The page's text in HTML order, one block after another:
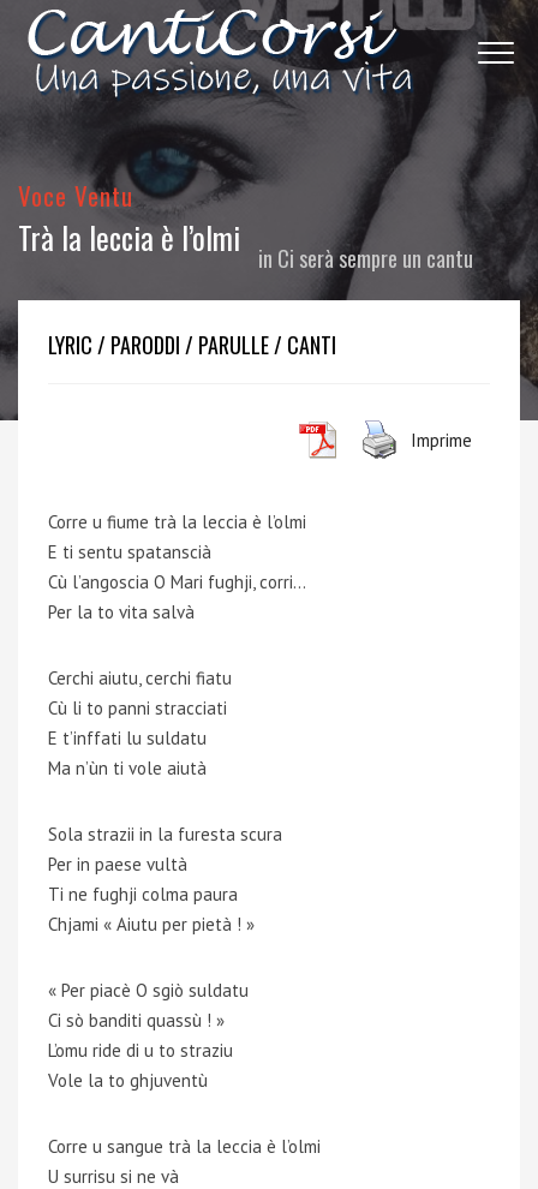
Voce Ventu
Trà la leccia è l’olmi in Ci serà sempre un cantu
LYRIC / PARODDI / PARULLE / CANTI
Imprime
Corre u fiume trà la leccia è l’olmi
E ti sentu spatanscià
Cù l’angoscia O Mari fughji, corri…
Per la to vita salvà
Cerchi aiutu, cerchi fiatu
Cù li to panni stracciati
E t’inffati lu suldatu
Ma n’ùn ti vole aiutà
Sola strazii in la furesta scura
Per in paese vultà
Ti ne fughji colma paura
Chjami « Aiutu per pietà ! »
« Per piacè O sgiò suldatu
Ci sò banditi quassù ! »
L’omu ride di u to straziu
Vole la to ghjuventù
Corre u sangue trà la leccia è l’olmi
U surrisu si ne và